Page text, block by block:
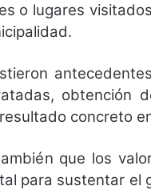
o lugares
obtención
concreto
que los
para sustentar el